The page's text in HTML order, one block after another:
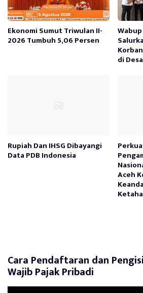
Ekonomi Sumut Triwulan II-
2026 Tumbuh 5,06 Persen
di
Rupiah Dan IHSG Dibayangi
Data PDB Indonesia
Aceh
Cara Pendaftaran dan
Wajib Pajak Pribadi